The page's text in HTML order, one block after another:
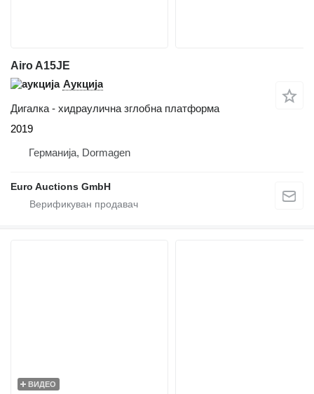
Airo A15JE
Аукција
Дигалка - хидраулична зглобна платформа
2019
Германија, Dormagen
Euro Auctions GmbH
ВИДЕО